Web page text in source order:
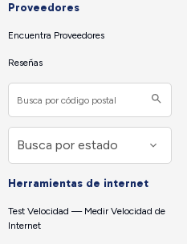
Proveedores
Encuentra Proveedores
Reseñas
Herramientas de internet
Test Velocidad — Medir Velocidad de
Internet